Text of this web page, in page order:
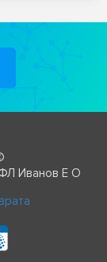
Иванов Е О